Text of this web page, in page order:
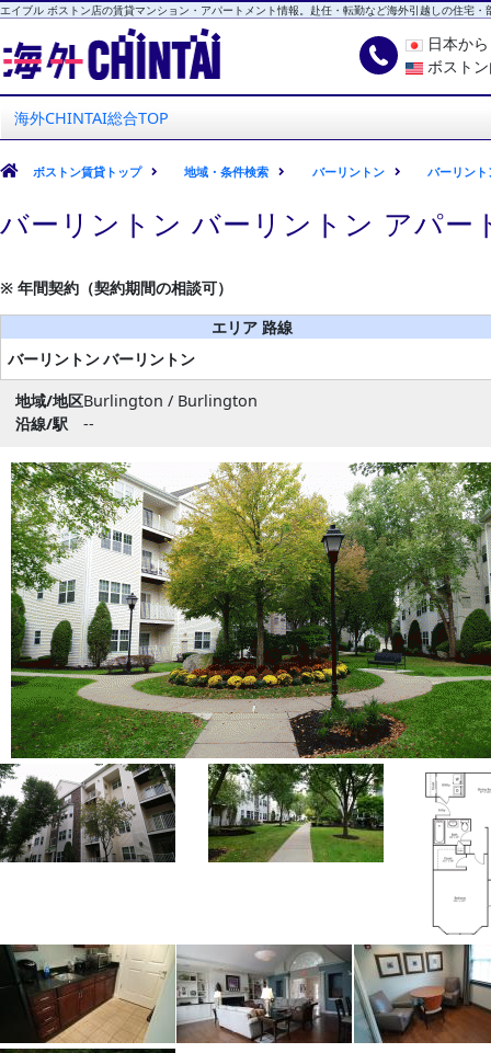
エイブル ボストン店の賃貸マンション・アパートメント情報。赴任・転勤など海外引越しの住宅・
海外CHINTAI
エイブル ボストン店
日本か
ボスト
海外CHINTAI総合TOP
ボストン賃貸トップ 地域・条件検索 バーリントン バーリント
バーリントン バーリントン アパー
※ 年間契約（契約期間の相談可）
エリア 路線
バーリントンバーリントン
地域/地区Burlington / Burlington
沿線/駅
--